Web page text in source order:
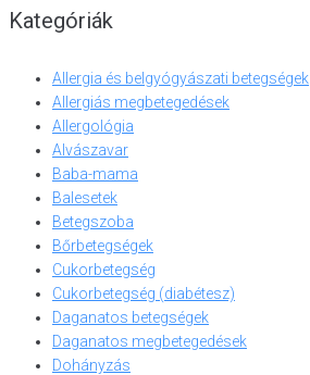
Kategóriák
Allergia és belgyógyászati betegségek
Allergiás megbetegedések
Allergológia
Alvászavar
Baba-mama
Balesetek
Betegszoba
Bőrbetegségek
Cukorbetegség
Cukorbetegség (diabétesz)
Daganatos betegségek
Daganatos megbetegedések
Dohányzás